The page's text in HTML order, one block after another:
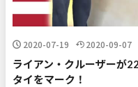
2020-07-19 2020-09-07
ライアン・クルーザーが
タイをマーク！